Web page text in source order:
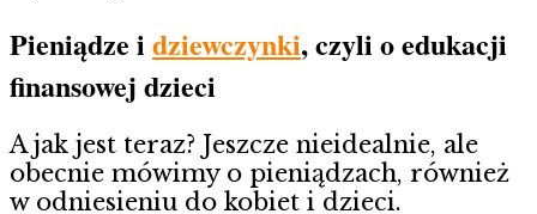
Pieniądze i dziewczynki, czyli o edukacji
finansowej dzieci
A jak jest teraz? Jeszcze nieidealnie, ale
obecnie mówimy o pieniądzach, również
w odniesieniu do kobiet i dzieci.